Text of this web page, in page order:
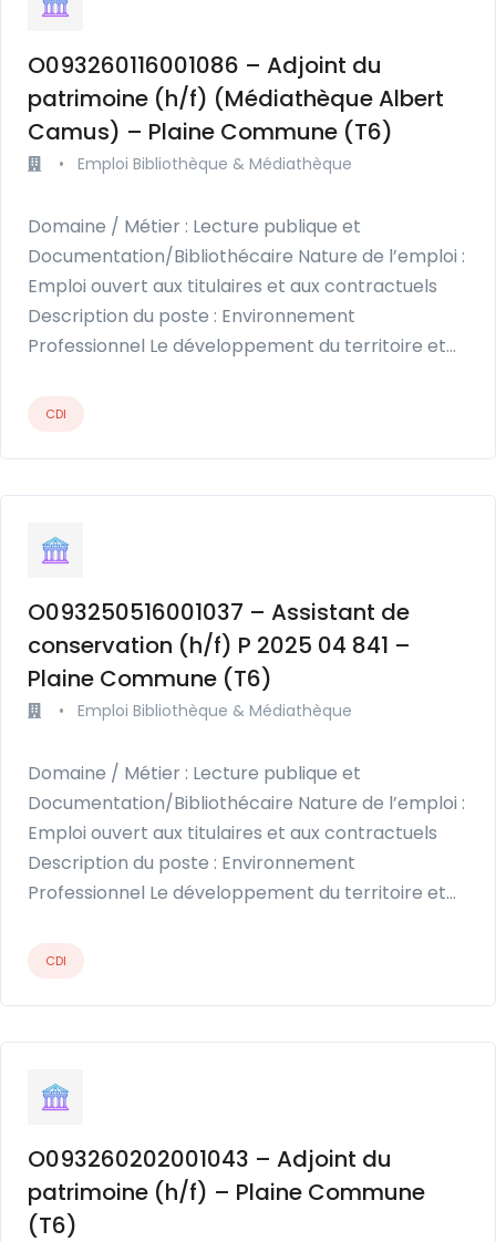
O093260116001086 – Adjoint du
patrimoine (h/f) (Médiathèque Albert
Camus) – Plaine Commune (T6)
• Emploi Bibliothèque & Médiathèque
Domaine / Métier : Lecture publique et
Documentation/Bibliothécaire Nature de l’emploi :
Emploi ouvert aux titulaires et aux contractuels
Description du poste : Environnement
Professionnel Le développement du territoire et…
CDI
O093250516001037 – Assistant de
conservation (h/f) P 2025 04 841 –
Plaine Commune (T6)
• Emploi Bibliothèque & Médiathèque
Domaine / Métier : Lecture publique et
Documentation/Bibliothécaire Nature de l’emploi :
Emploi ouvert aux titulaires et aux contractuels
Description du poste : Environnement
Professionnel Le développement du territoire et…
CDI
O093260202001043 – Adjoint du
patrimoine (h/f) – Plaine Commune
(T6)